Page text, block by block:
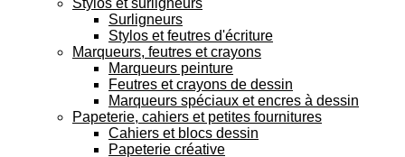
Stylos et surligneurs
Surligneurs
Stylos et feutres d'écriture
Marqueurs, feutres et crayons
Marqueurs peinture
Feutres et crayons de dessin
Marqueurs spéciaux et encres à dessin
Papeterie, cahiers et petites fournitures
Cahiers et blocs dessin
Papeterie créative